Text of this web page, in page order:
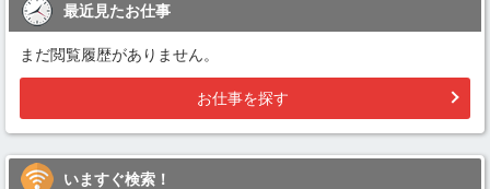
最近見たお仕事
まだ閲覧履歴がありません。
お仕事を探す
いますぐ検索！